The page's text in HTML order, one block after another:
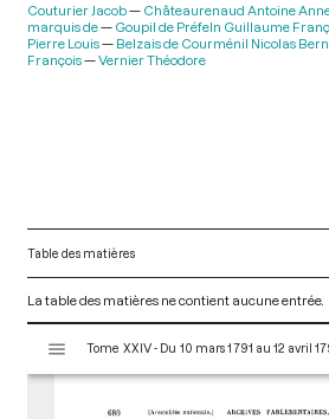
Couturier Jacob
Châteaurenaud Antoine
marquis de
Goupil de Préfeln Guillaume
Pierre Louis
Belzais de Courménil Nicolas
François
Vernier Théodore
Table des matières
La table des matières ne contient aucune entrée.
s
Tome XXIV - Du 10 mars 1791 au 12 avril